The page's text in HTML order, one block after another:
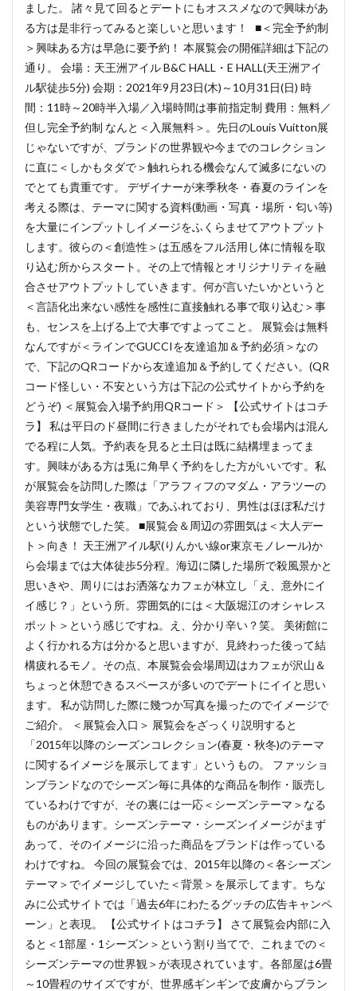
ました。 諸々見て回るとデートにもオススメなので興味があ
る方は是非行ってみると楽しいと思います！ ■＜完全予約制
＞興味ある方は早急に要予約！ 本展覧会の開催詳細は下記の
通り。 会場：天王洲アイル B&C HALL・E HALL(天王洲アイ
ル駅徒歩5分) 会期：2021年9月23日(木)～10月31日(日) 時
間：11時～20時半入場／入場時間は事前指定制 費用：無料／
但し完全予約制 なんと＜入展無料＞。先日のLouis Vuitton展
じゃないですが、ブランドの世界観や今までのコレクション
に直に＜しかもタダで＞触れられる機会なんて滅多にないの
でとても貴重です。 デザイナーが来季秋冬・春夏のラインを
考える際は、テーマに関する資料(動画・写真・場所・匂い等)
を大量にインプットしイメージをふくらませてアウトプット
します。彼らの＜創造性＞は五感をフル活用し体に情報を取
り込む所からスタート。その上で情報とオリジナリティを融
合させアウトプットしていきます。何が言いたいかというと
＜言語化出来ない感性を感性に直接触れる事で取り込む＞事
も、センスを上げる上で大事ですよってこと。 展覧会は無料
なんですが＜ラインでGUCCIを友達追加＆予約必須＞なの
で、下記のQRコードから友達追加＆予約してください。(QR
コード怪しい・不安という方は下記の公式サイトから予約を
どうぞ) ＜展覧会入場予約用QRコード＞ 【公式サイトはコチ
ラ】 私は平日のド昼間に行きましたがそれでも会場内は混ん
でる程に人気。予約表を見ると土日は既に結構埋まってま
す。興味がある方は兎に角早く予約をした方がいいです。私
が展覧会を訪問した際は「アラフィフのマダム・アラツーの
美容専門女学生・夜職」であふれており、男性はほぼ私だけ
という状態でした笑。 ■展覧会＆周辺の雰囲気は＜大人デー
ト＞向き！ 天王洲アイル駅(りんかい線or東京モノレール)か
ら会場までは大体徒歩5分程。海辺に隣した場所で殺風景かと
思いきや、周りにはお洒落なカフェが林立し「え、意外にイ
イ感じ？」という所。雰囲気的には＜大阪堀江のオシャレス
ポット＞という感じですね。え、分かり辛い？笑。 美術館に
よく行かれる方は分かると思いますが、見終わった後って結
構疲れるモノ。その点、本展覧会会場周辺はカフェが沢山＆
ちょっと休憩できるスペースが多いのでデートにイイと思い
ます。 私が訪問した際に幾つか写真を撮ったのでイメージで
ご紹介。 ＜展覧会入口＞ 展覧会をざっくり説明すると
「2015年以降のシーズンコレクション(春夏・秋冬)のテーマ
に関するイメージを展示してます」というもの。 ファッショ
ンブランドなのでシーズン毎に具体的な商品を制作・販売し
ているわけですが、その裏には一応＜シーズンテーマ＞なる
ものがあります。シーズンテーマ・シーズンイメージがまず
あって、そのイメージに沿った商品をブランドは作っている
わけですね。 今回の展覧会では、2015年以降の＜各シーズン
テーマ＞でイメージしていた＜背景＞を展示してます。ちな
みに公式サイトでは「過去6年にわたるグッチの広告キャンペ
ーン」と表現。 【公式サイトはコチラ】 さて展覧会内部に入
ると＜1部屋・1シーズン＞という割り当てで、これまでの＜
シーズンテーマの世界観＞が表現されています。各部屋は6畳
～10畳程のサイズですが、世界感ギンギンで皮膚からブラン